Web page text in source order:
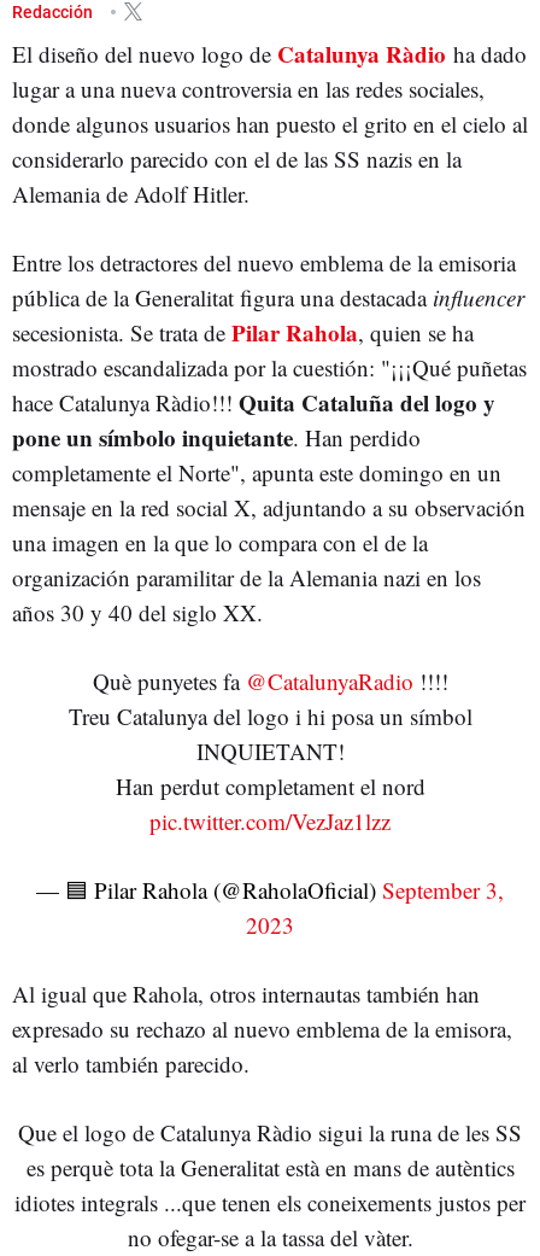
Redacción
El diseño del nuevo logo de Catalunya Ràdio ha dado
lugar a una nueva controversia en las redes sociales,
donde algunos usuarios han puesto el grito en el cielo al
considerarlo parecido con el de las SS nazis en la
Alemania de Adolf Hitler.
Entre los detractores del nuevo emblema de la emisoria
pública de la Generalitat figura una destacada influencer
secesionista. Se trata de Pilar Rahola, quien se ha
mostrado escandalizada por la cuestión: "¡¡¡Qué puñetas
hace Catalunya Ràdio!!! Quita Cataluña del logo y
pone un símbolo inquietante. Han perdido
completamente el Norte", apunta este domingo en un
mensaje en la red social X, adjuntando a su observación
una imagen en la que lo compara con el de la
organización paramilitar de la Alemania nazi en los
años 30 y 40 del siglo XX.
Què punyetes fa @CatalunyaRadio !!!!
Treu Catalunya del logo i hi posa un símbol
INQUIETANT!
Han perdut completament el nord
pic.twitter.com/VezJaz1lzz
— 🟦 Pilar Rahola (@RaholaOficial) September 3,
2023
Al igual que Rahola, otros internautas también han
expresado su rechazo al nuevo emblema de la emisora,
al verlo también parecido.
Que el logo de Catalunya Ràdio sigui la runa de les SS
es perquè tota la Generalitat està en mans de autèntics
idiotes integrals ...que tenen els coneixements justos per
no ofegar-se a la tassa del vàter.